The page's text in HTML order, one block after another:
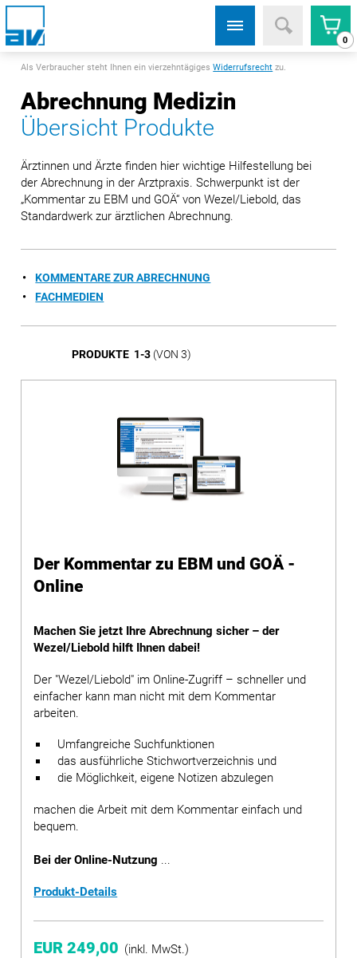
0
Als Verbraucher steht Ihnen ein vierzehntägigesWiderrufsrecht zu.
Abrechnung Medizin
Übersicht Produkte
Ärztinnen und Ärzte finden hier wichtige Hilfestellung bei
der Abrechnung in der Arztpraxis. Schwerpunkt ist der
„Kommentar zu EBM und GOÄ“ von Wezel/Liebold, das
Standardwerk zur ärztlichen Abrechnung.
KOMMENTARE ZUR ABRECHNUNG
FACHMEDIEN
PRODUKTE 1-3(VON 3)
Der Kommentar zu EBM und GOÄ -
Online
Machen Sie jetzt Ihre Abrechnung sicher – der
Wezel/Liebold hilft Ihnen dabei!
Der "Wezel/Liebold" im Online-Zugriff – schneller und
einfacher kann man nicht mit dem Kommentar
arbeiten.
Umfangreiche Suchfunktionen
das ausführliche Stichwortverzeichnis und
die Möglichkeit, eigene Notizen abzulegen
machen die Arbeit mit dem Kommentar einfach und
bequem.
Bei der Online-Nutzung ...
Produkt-Details
EUR 249,00 (inkl. MwSt.)